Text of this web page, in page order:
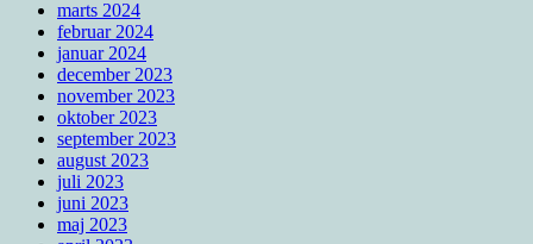
marts 2024
februar 2024
januar 2024
december 2023
november 2023
oktober 2023
september 2023
august 2023
juli 2023
juni 2023
maj 2023